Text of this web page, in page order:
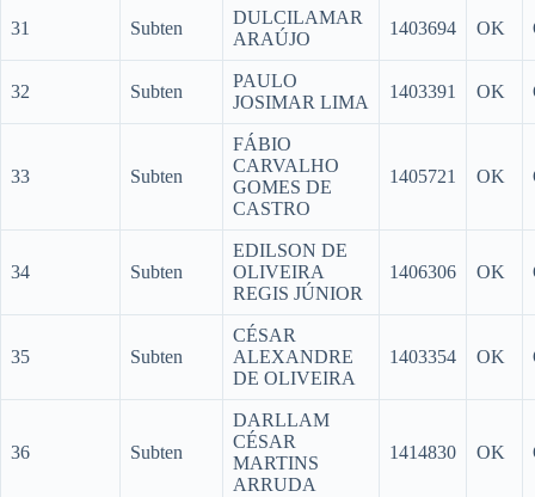
31 Subten
DULCILAMAR
ARAÚJO
1403694 OK
32 Subten
PAULO
JOSIMAR LIMA
1403391 OK
33 Subten
FÁBIO
CARVALHO
GOMES DE
CASTRO
1405721 OK
34 Subten
EDILSON DE
OLIVEIRA
REGIS JÚNIOR
1406306 OK
35 Subten
CÉSAR
ALEXANDRE
DE OLIVEIRA
1403354 OK
36 Subten
DARLLAM
CÉSAR
MARTINS
ARRUDA
1414830 OK